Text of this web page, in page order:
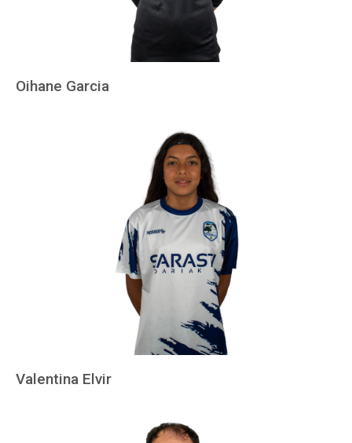
Oihane Garcia
Valentina Elvir